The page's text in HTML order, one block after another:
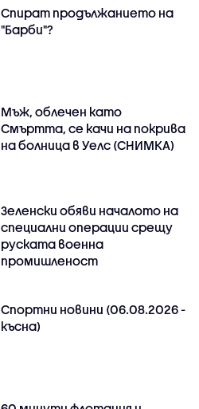
Спират продължанието на
"Барби"?
Мъж, облечен като
Смъртта, се качи на покрива
на болница в Уелс (СНИМКА)
Зеленски обяви началото на
специални операции срещу
руската военна
промишленост
Спортни новини (06.08.2026 -
късна)